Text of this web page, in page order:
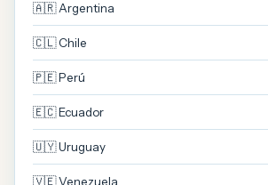
🇦🇷 Argentina
🇨🇱 Chile
🇵🇪 Perú
🇪🇨 Ecuador
🇺🇾 Uruguay
🇻🇪 Venezuela